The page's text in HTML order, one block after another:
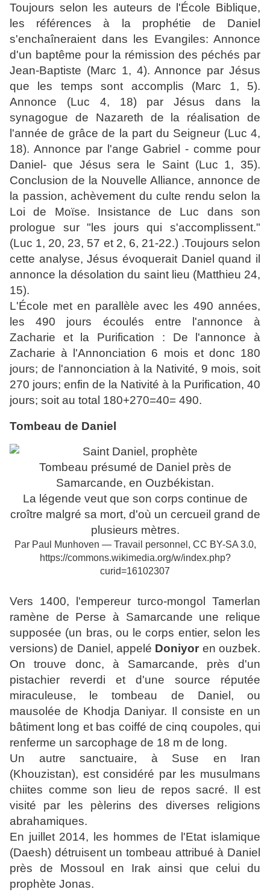
Toujours selon les auteurs de l'École Biblique,
les références à la prophétie de Daniel
s'enchaîneraient dans les Evangiles: Annonce
d'un baptême pour la rémission des péchés par
Jean-Baptiste (Marc 1, 4). Annonce par Jésus
que les temps sont accomplis (Marc 1, 5).
Annonce (Luc 4, 18) par Jésus dans la
synagogue de Nazareth de la réalisation de
l'année de grâce de la part du Seigneur (Luc 4,
18). Annonce par l'ange Gabriel - comme pour
Daniel- que Jésus sera le Saint (Luc 1, 35).
Conclusion de la Nouvelle Alliance, annonce de
la passion, achèvement du culte rendu selon la
Loi de Moïse. Insistance de Luc dans son
prologue sur "les jours qui s'accomplissent."
(Luc 1, 20, 23, 57 et 2, 6, 21-22.) .Toujours selon
cette analyse, Jésus évoquerait Daniel quand il
annonce la désolation du saint lieu (Matthieu 24,
15).
L'École met en parallèle avec les 490 années,
les 490 jours écoulés entre l'annonce à
Zacharie et la Purification : De l'annonce à
Zacharie à l'Annonciation 6 mois et donc 180
jours; de l'annonciation à la Nativité, 9 mois, soit
270 jours; enfin de la Nativité à la Purification, 40
jours; soit au total 180+270=40= 490.
Tombeau de Daniel
Tombeau présumé de Daniel près de
Samarcande, en Ouzbékistan.
La légende veut que son corps continue de
croître malgré sa mort, d'où un cercueil grand de
plusieurs mètres.
Par Paul Munhoven — Travail personnel, CC BY-SA 3.0,
https://commons.wikimedia.org/w/index.php?
curid=16102307
Vers 1400, l'empereur turco-mongol Tamerlan
ramène de Perse à Samarcande une relique
supposée (un bras, ou le corps entier, selon les
versions) de Daniel, appelé Doniyor en ouzbek.
On trouve donc, à Samarcande, près d'un
pistachier reverdi et d'une source réputée
miraculeuse, le tombeau de Daniel, ou
mausolée de Khodja Daniyar. Il consiste en un
bâtiment long et bas coiffé de cinq coupoles, qui
renferme un sarcophage de 18 m de long.
Un autre sanctuaire, à Suse en Iran
(Khouzistan), est considéré par les musulmans
chiites comme son lieu de repos sacré. Il est
visité par les pèlerins des diverses religions
abrahamiques.
En juillet 2014, les hommes de l'Etat islamique
(Daesh) détruisent un tombeau attribué à Daniel
près de Mossoul en Irak ainsi que celui du
prophète Jonas.